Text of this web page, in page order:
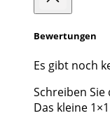
Bewertungen
Es gibt noch
Schreiben Sie
Das kleine